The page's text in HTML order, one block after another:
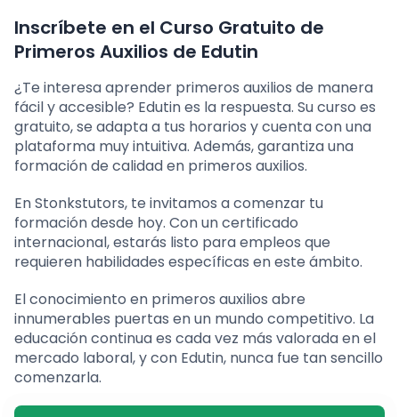
Inscríbete en el Curso Gratuito de
Primeros Auxilios de Edutin
¿Te interesa aprender primeros auxilios de manera
fácil y accesible? Edutin es la respuesta. Su curso es
gratuito, se adapta a tus horarios y cuenta con una
plataforma muy intuitiva. Además, garantiza una
formación de calidad en primeros auxilios.
En Stonkstutors, te invitamos a comenzar tu
formación desde hoy. Con un certificado
internacional, estarás listo para empleos que
requieren habilidades específicas en este ámbito.
El conocimiento en primeros auxilios abre
innumerables puertas en un mundo competitivo. La
educación continua es cada vez más valorada en el
mercado laboral, y con Edutin, nunca fue tan sencillo
comenzarla.